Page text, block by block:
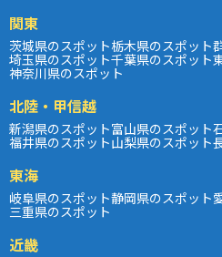
関東
茨城県のスポット栃木県のスポット
埼玉県のスポット千葉県のスポット
神奈川県のスポット
北陸・甲信越
新潟県のスポット富山県のスポット
福井県のスポット山梨県のスポット
東海
岐阜県のスポット静岡県のスポット
三重県のスポット
近畿